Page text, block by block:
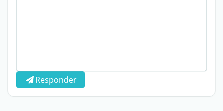
Responder